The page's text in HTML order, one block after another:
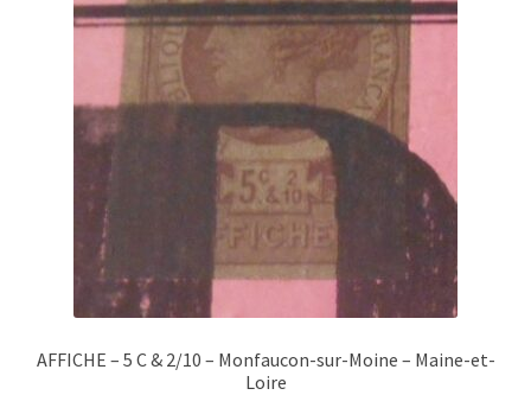
AFFICHE – 5 C & 2/10 – Monfaucon-sur-Moine – Maine-et-
Loire